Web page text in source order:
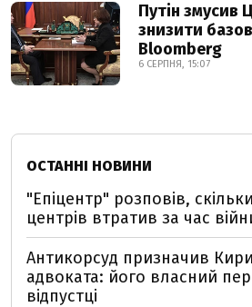
Путін змусив
знизити
Bloomberg
6 СЕРПНЯ, 15:07
ОСТАННІ НОВИНИ
"Епіцентр" розповів,
центрів втратив за час
Антикорсуд призначив
адвоката: його власний
відпустці